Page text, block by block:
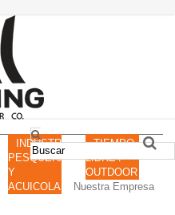
INDUSTRIA
PESQUERA
Y
ACUICOLA
TIEMPO
LIBRE /
OUTDOOR
Nuestra Empresa